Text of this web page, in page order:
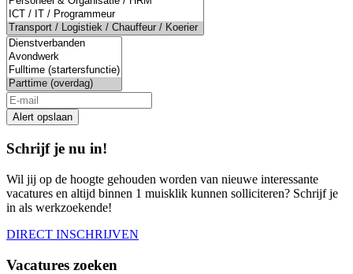
Alert opslaan
Schrijf je nu in!
Wil jij op de hoogte gehouden worden van nieuwe interessante
vacatures en altijd binnen 1 muisklik kunnen solliciteren? Schrijf je
in als werkzoekende!
DIRECT INSCHRIJVEN
Vacatures zoeken